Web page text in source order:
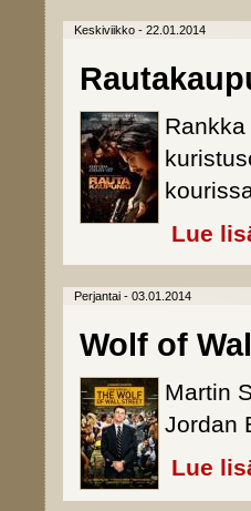
Keskiviikko - 22.01.2014
Lue
Perjantai - 03.01.2014
Wolf of
Martin
Jordan
Lue